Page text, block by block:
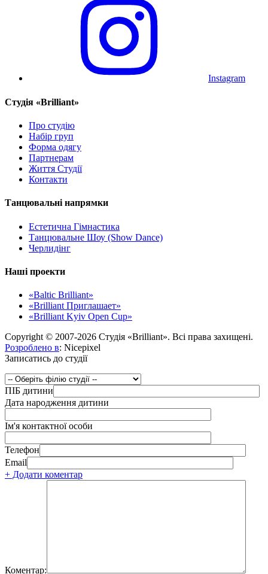
Instagram
Cтудія «Brilliant»
Про студію
Набір груп
Форма одягу
Партнерам
Життя Студії
Контакти
Танцювальні напрямки
Естетична Гімнастика
Танцювальне Шоу (Show Dance)
Черлидінг
Наші проекти
«Baltic Brilliant»
«Brilliant Приглашает»
«Brilliant Kyiv Open Cup»
Copyright © 2007-2026 Студія «Brilliant». Всі права захищені.
Розроблено в: Nicepixel
Записатись до студії
ПІБ дитини
Дата народження дитини
Ім'я контактної особи
Телефон
Email
+ Додати коментар
Коментар: